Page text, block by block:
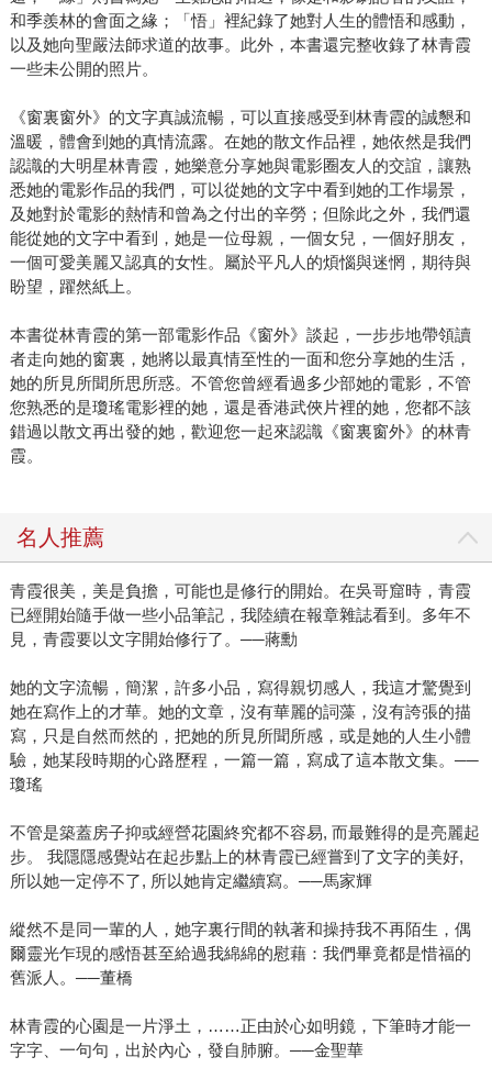
和季羨林的會面之緣；「悟」裡紀錄了她對人生的體悟和感動，
以及她向聖嚴法師求道的故事。此外，本書還完整收錄了林青霞
一些未公開的照片。
《窗裏窗外》的文字真誠流暢，可以直接感受到林青霞的誠懇和
溫暖，體會到她的真情流露。在她的散文作品裡，她依然是我們
認識的大明星林青霞，她樂意分享她與電影圈友人的交誼，讓熟
悉她的電影作品的我們，可以從她的文字中看到她的工作場景，
及她對於電影的熱情和曾為之付出的辛勞；但除此之外，我們還
能從她的文字中看到，她是一位母親，一個女兒，一個好朋友，
一個可愛美麗又認真的女性。屬於平凡人的煩惱與迷惘，期待與
盼望，躍然紙上。
本書從林青霞的第一部電影作品《窗外》談起，一步步地帶領讀
者走向她的窗裏，她將以最真情至性的一面和您分享她的生活，
她的所見所聞所思所惑。不管您曾經看過多少部她的電影，不管
您熟悉的是瓊瑤電影裡的她，還是香港武俠片裡的她，您都不該
錯過以散文再出發的她，歡迎您一起來認識《窗裏窗外》的林青
霞。
名人推薦
青霞很美，美是負擔，可能也是修行的開始。在吳哥窟時，青霞
已經開始隨手做一些小品筆記，我陸續在報章雜誌看到。多年不
見，青霞要以文字開始修行了。──蔣勳
她的文字流暢，簡潔，許多小品，寫得親切感人，我這才驚覺到
她在寫作上的才華。她的文章，沒有華麗的詞藻，沒有誇張的描
寫，只是自然而然的，把她的所見所聞所感，或是她的人生小體
驗，她某段時期的心路歷程，一篇一篇，寫成了這本散文集。──
瓊瑤
不管是築蓋房子抑或經營花園終究都不容易, 而最難得的是亮麗起
步。 我隱隱感覺站在起步點上的林青霞已經嘗到了文字的美好,
所以她一定停不了, 所以她肯定繼續寫。──馬家輝
縱然不是同一輩的人，她字裏行間的執著和操持我不再陌生，偶
爾靈光乍現的感悟甚至給過我綿綿的慰藉：我們畢竟都是惜福的
舊派人。──董橋
林青霞的心園是一片淨土，……正由於心如明鏡，下筆時才能一
字字、一句句，出於內心，發自肺腑。──金聖華